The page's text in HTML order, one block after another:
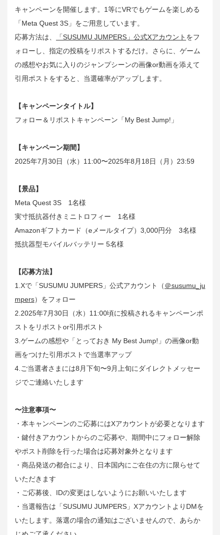
キャンペーンを開催します。1等にVRでもゲームを楽しめる
「Meta Quest 3S」をご用意しています。
応募方法は、
「SUSUMU JUMPERS」公式Xアカウント をフ
ォローし、指定の投稿をリポストするだけ。さらに、ゲーム
の感想やお気に入りのジャンプシーンの画像or動画を添えて
引用ポストをすると、当選確率がアップします。
【キャンペーンタイトル】
フォロー＆リポストキャンペーン「My Best Jump!」
【キャンペーン期間】
2025年7月30日（水）11:00〜2025年8月18日（月）23:59
【景品】
Meta Quest 3S 1名様
実寸抵抗器付きミニトロフィー 1名様
Amazonギフトカード（eメールタイプ）3,000円分 3名様
抵抗器型モバイルバッテリー 5名様
【応募方法】
1.Xで「SUSUMU JUMPERS」公式アカウント（ ＠susumu_ju
mpers）をフォロー
2.2025年7月30日（水）11:00頃に投稿されるキャンペーンポ
ストをリポストor引用ポスト
3.ゲームの感想や「とっておき My Best Jump!」の画像or動
画をつけた引用ポストで当選率アップ
4.ご当選者さまには8月下旬〜9月上旬にダイレクトメッセー
ジでご連絡いたします
〜注意事項〜
・本キャンペーンのご応募にはXアカウントが必要となります
・鍵付きアカウントからのご応募や、期間中にフォロー解除
やポスト削除を行った場合は応募対象外となります
・商品発送の都合により、日本国内にご在住の方に限らせて
いただきます
・ご応募後、IDの変更はしないようにお願いいたします
・当選報告は「SUSUMU JUMPERS」XアカウントよりDMを
いたします。落選の場合の通知はございませんので、あらか